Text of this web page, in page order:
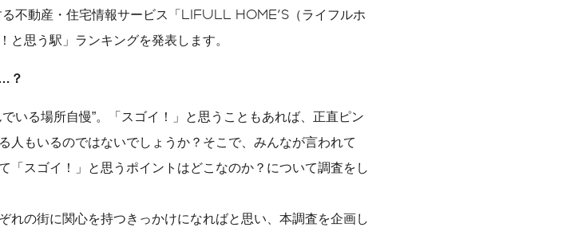
ン
ラリー
掲載履歴
不動産・住宅情報サービス「LIFULL HOME'S（ライフルホ
思う駅」ランキングを発表します。
？
いる場所自慢”。「スゴイ！」と思うこともあれば、正直ピン
人もいるのではないでしょうか？そこで、みんなが言われて
「スゴイ！」と思うポイントはどこなのか？について調査をし
れの街に関心を持つきっかけになればと思い、本調査を企画し